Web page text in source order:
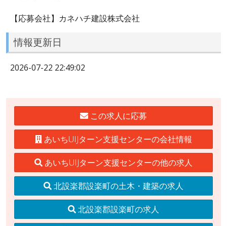
【応募会社】カネハチ建設株式会社
情報更新日
2026-07-22 22:49:02
この求人に応募
あいちUIJターン支援センターの会社情報
あいちUIJターン支援センターの他の求人
北設楽郡設楽町の土木・建築の求人
北設楽郡設楽町の求人